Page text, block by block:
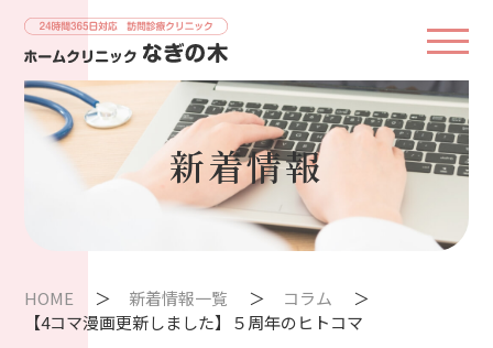
新着情報
HOME 新着情報一覧
コラム
【4コマ漫画更新しました】５周年のヒトコマ